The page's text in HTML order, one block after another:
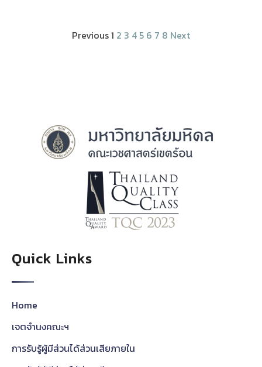
Previous1 2 3 4 5 6 7 8 Next
Quick Links
Home
เจตจำนงคณะฯ
การรับรู้ผู้มีส่วนได้ส่วนเสียภายใน